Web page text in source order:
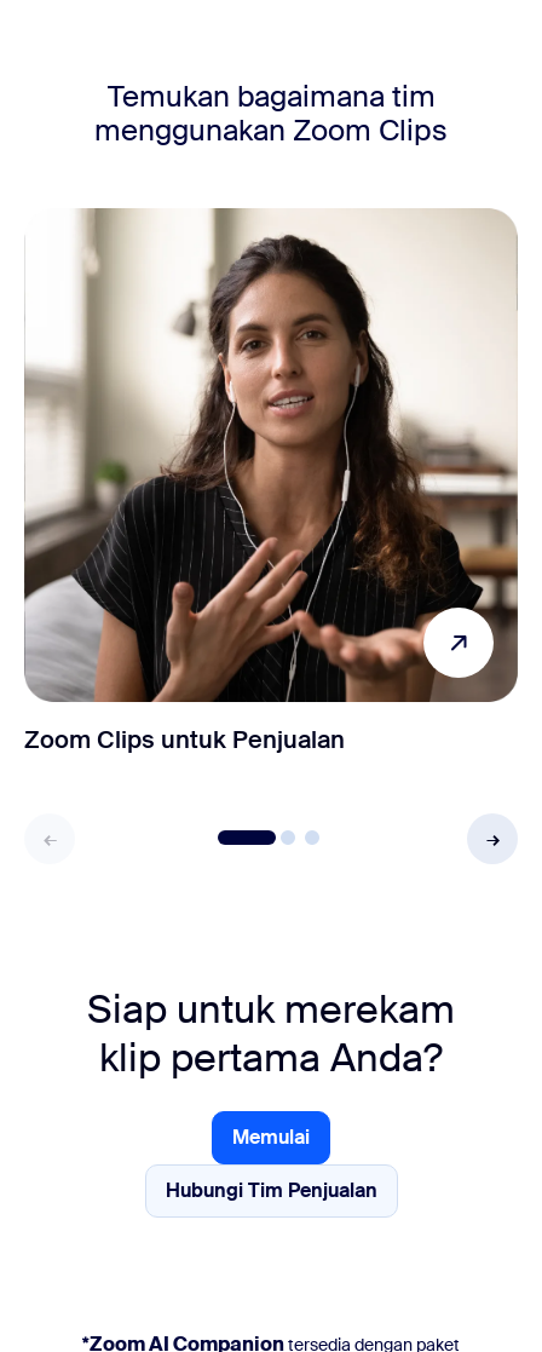
Temukan bagaimana tim
menggunakan Zoom Clips
Zoom Clips untuk Penjualan
Siap untuk merekam
klip pertama Anda?
Memulai
Memulai
Hubungi Tim Penjualan
Hubungi Tim Penjualan
*Zoom AI Companiontersedia dengan paket